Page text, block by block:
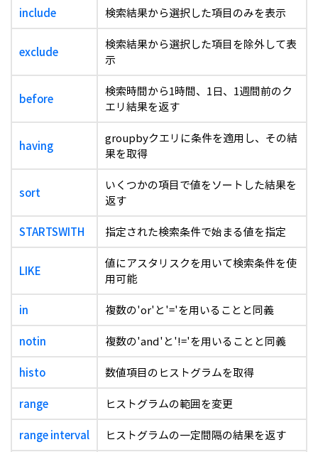
include
検索結果から選択した項目のみを表示
exclude
検索結果から選択した項目を除外して表
示
before
検索時間から1時間、1日、1週間前のク
エリ結果を返す
having
groupbyクエリに条件を適用し、その結
果を取得
sort
いくつかの項目で値をソートした結果を
返す
STARTSWITH
指定された検索条件で始まる値を指定
LIKE
値にアスタリスクを用いて検索条件を使
用可能
in
複数の'or'と'='を用いることと同義
notin
複数の'and'と'!='を用いることと同義
histo
数値項目のヒストグラムを取得
range
ヒストグラムの範囲を変更
range interval
ヒストグラムの一定間隔の結果を返す